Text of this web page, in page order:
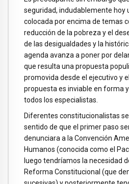
seguridad, indudablemente hoy
colocada por encima de temas
reducción de la pobreza y el
de las desigualdades y la
agenda avanza a poner por
que resulta una propuesta
promovida desde el ejecutivo y
propuesta es inviable en forma
todos los especialistas.
Diferentes constitucionalistas
sentido de que el primer paso
denunciara a la Convención
Humanos (conocida como el
luego tendríamos la necesidad
Reforma Constitucional (que